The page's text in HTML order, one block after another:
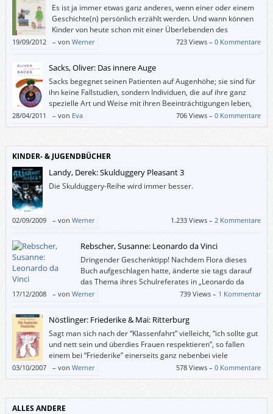
Es ist ja immer etwas ganz anderes, wenn einer oder einem
Geschichte(n) persönlich erzählt werden. Und wann können
Kinder von heute schon mit einer Überlebenden des
Holocaust sprechen?
„Weg von hier …“ bietet dazu die Gelegenheit: Darin erzählt die Linzer
Jüdin Ilse Mass über ihre Flucht vor den Nazis aus Österreich über
Shanghai nach Israel.
Ein Buch, das sich sowohl für den Volksschul-Unterricht als auch für eine
Auseinandersetzung mit dem Nationalsozialismus zu Hause empfiehlt.
19/09/2012 – von Werner 723 Views –0 Kommentare
Sacks, Oliver: Das innere Auge
Sacks begegnet seinen Patienten auf Augenhöhe; sie sind für
ihn keine Fallstudien, sondern Individuen, die auf ihre ganz
spezielle Art und Weise mit ihren Beeinträchtigungen leben,
oft mittels erstaunlicher Tricks und origineller
Umgangsweisen.
28/04/2011 – von Eva 706 Views –0 Kommentare
KINDER- & JUGENDBÜCHER
Landy, Derek: Skulduggery Pleasant 3
Die Skulduggery-Reihe wird immer besser.
02/09/2009 – von Werner 1.233 Views – 2 Kommentare
Rebscher, Susanne: Leonardo da Vinci
Dringender Geschenktipp! Nachdem Flora dieses
Buch aufgeschlagen hatte, änderte sie tags darauf
das Thema ihres Schulreferates in „Leonardo da
Vinci“ um.
17/12/2008 – von Werner 739 Views – 1 Kommentar
Nöstlinger: Friederike & Mai: Ritterburg
Sagt man sich nach der “Klassenfahrt” vielleicht, “ich sollte gut
und nett sein und überdies Frauen respektieren”, so fallen
einem bei “Friederike” einerseits ganz nebenbei viele
persönliche Bilder und Sätze ein, die mit dem Thema
“Außenseiter” zu tun haben, und andererseits möchte man doch selbst
Menschen und Umständen einfach wegfliegen.
03/10/2007 – von Werner 578 Views –0 Kommentare
ALLES ANDERE